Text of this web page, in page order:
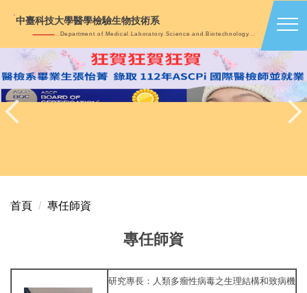
內
容
區
中臺科技大學醫學檢驗生物技術系
Department of Medical Laboratory Science and Biotechnology
首頁 專任師資
專任師資
研究專長： 人類多瘤性病毒之生理結構和致病機